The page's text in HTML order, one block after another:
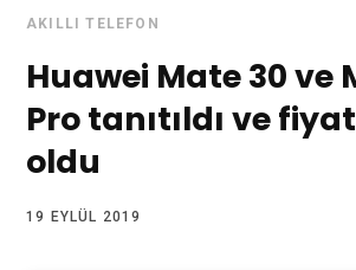
AKILLI TELEFON
Huawei Mate 30 ve
Pro tanıtıldı ve
oldu
19 EYLÜL 2019